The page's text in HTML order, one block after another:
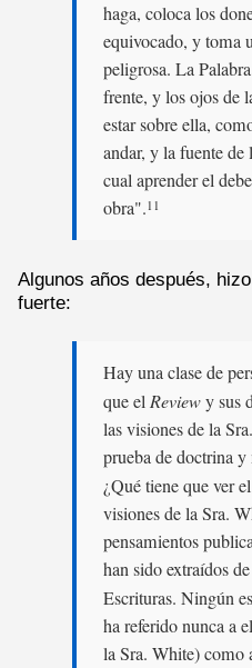
haga, coloca los
equivocado, y toma
peligrosa. La
frente, y los ojos de
estar sobre ella,
andar, y la fuente de
cual aprender el
obra". 11
Algunos años después,
fuerte:
Hay una clase de
que el Reviewy sus
las visiones de la
prueba de doctrina
¿Qué tiene que ver el
visiones de la Sra.
pensamientos
han sido extraídos
Escrituras. Ningún
ha referido nunca a
la Sra. White) como